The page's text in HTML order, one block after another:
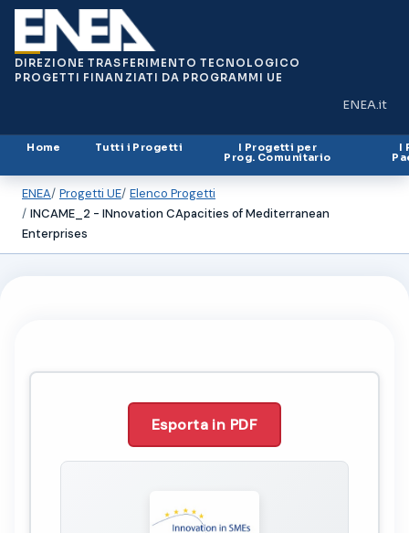
DIREZIONE TRASFERIMENTO TECNOLOGICO
PROGETTI FINANZIATI DA PROGRAMMI UE
ENEA.it
(si apre in
Home Tutti i Progetti I Progetti per
Prog. Comunitario
I
ENEA Progetti UE Elenco Progetti
INCAME_2 - INnovation CApacities of Mediterranean
Enterprises
Esporta in PDF